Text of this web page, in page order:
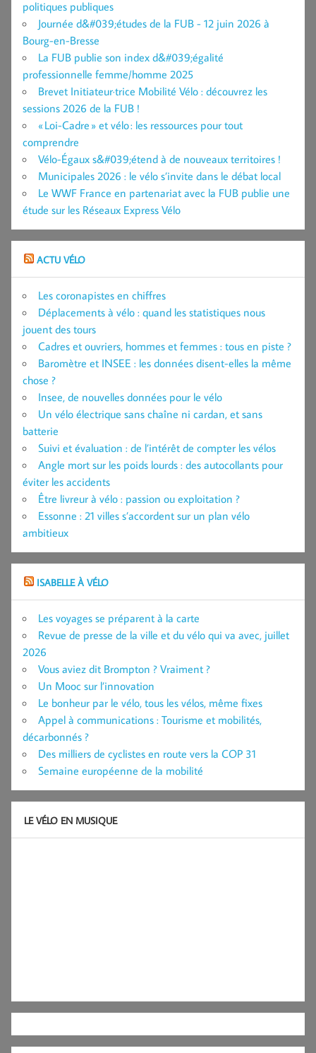
politiques publiques
Journée d&#039;études de la FUB - 12 juin 2026 à
Bourg-en-Bresse
La FUB publie son index d&#039;égalité
professionnelle femme/homme 2025
Brevet Initiateur·trice Mobilité Vélo : découvrez les
sessions 2026 de la FUB !
« Loi-Cadre » et vélo : les ressources pour tout
comprendre
Vélo-Égaux s&#039;étend à de nouveaux territoires !
Municipales 2026 : le vélo s’invite dans le débat local
Le WWF France en partenariat avec la FUB publie une
étude sur les Réseaux Express Vélo
ACTU VÉLO
Les coronapistes en chiffres
Déplacements à vélo : quand les statistiques nous
jouent des tours
Cadres et ouvriers, hommes et femmes : tous en piste ?
Baromètre et INSEE : les données disent-elles la même
chose ?
Insee, de nouvelles données pour le vélo
Un vélo électrique sans chaîne ni cardan, et sans
batterie
Suivi et évaluation : de l’intérêt de compter les vélos
Angle mort sur les poids lourds : des autocollants pour
éviter les accidents
Être livreur à vélo : passion ou exploitation ?
Essonne : 21 villes s’accordent sur un plan vélo
ambitieux
ISABELLE À VÉLO
Les voyages se préparent à la carte
Revue de presse de la ville et du vélo qui va avec, juillet
2026
Vous aviez dit Brompton ? Vraiment ?
Un Mooc sur l’innovation
Le bonheur par le vélo, tous les vélos, même fixes
Appel à communications : Tourisme et mobilités,
décarbonnés ?
Des milliers de cyclistes en route vers la COP 31
Semaine européenne de la mobilité
LE VÉLO EN MUSIQUE